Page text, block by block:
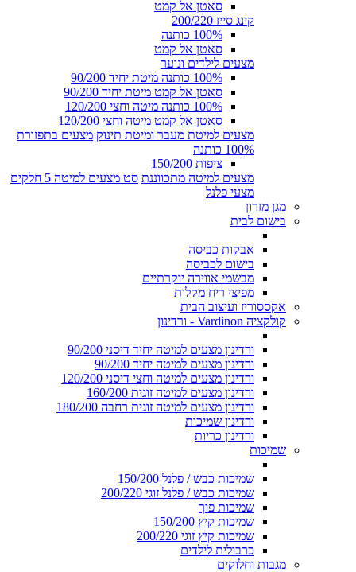
סאטן אל קמט
קינג סייז 200/220
100% כותנה
סאטן אל קמט
מצעים לילדים ונוער
100% כותנה מיטת יחיד 90/200
סאטן אל קמט מיטת יחיד 90/200
100% כותנה מיטה וחצי 120/200
סאטן אל קמט מיטה וחצי 120/200
מצעים למיטת מעבר ומיטת תינוק מצעים בתפזורת
100% כותנה
ציפות 150/200
מצעים למיטה מתכווננת סט מצעים למיטה 5 חלקים
מצעי פלנל
מגן מזרון
בישום לבית
אבקות כביסה
בישום לכביסה
מבשמי אווירה יוקרתיים
מפיצי ריח מקלות
אקססוריז ועיצוב הבית
קולקציה Vardinon - ורדינון
ורדינון מצעים למיטה יחיד דיסני 90/200
ורדינון מצעים למיטה יחיד 90/200
ורדינון מצעים למיטה וחצי דיסני 120/200
ורדינון מצעים למיטה זוגית 160/200
ורדינון מצעים למיטה זוגית רחבה 180/200
ורדינון שמיכות
ורדינון כריות
שמיכות
שמיכות כבש / פלנל 150/200
שמיכות כבש / פלנל זוגי 200/220
שמיכות פוך
שמיכות קיץ 150/200
שמיכות קיץ זוגי 200/220
כרבולית לילדים
מגבות וחלוקים